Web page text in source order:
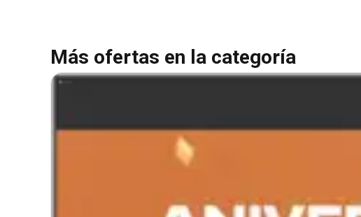
Más ofertas en la categoría